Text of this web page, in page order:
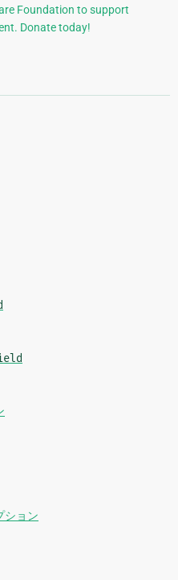
Foundation to support
Donate today!
ション